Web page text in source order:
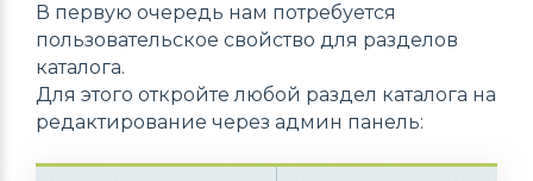
В первую очередь нам потребуется
пользовательское свойство для разделов
каталога.
Для этого откройте любой раздел каталога на
редактирование через админ панель: